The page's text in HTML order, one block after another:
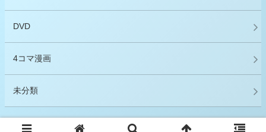
DVD
4コマ漫画
未分類